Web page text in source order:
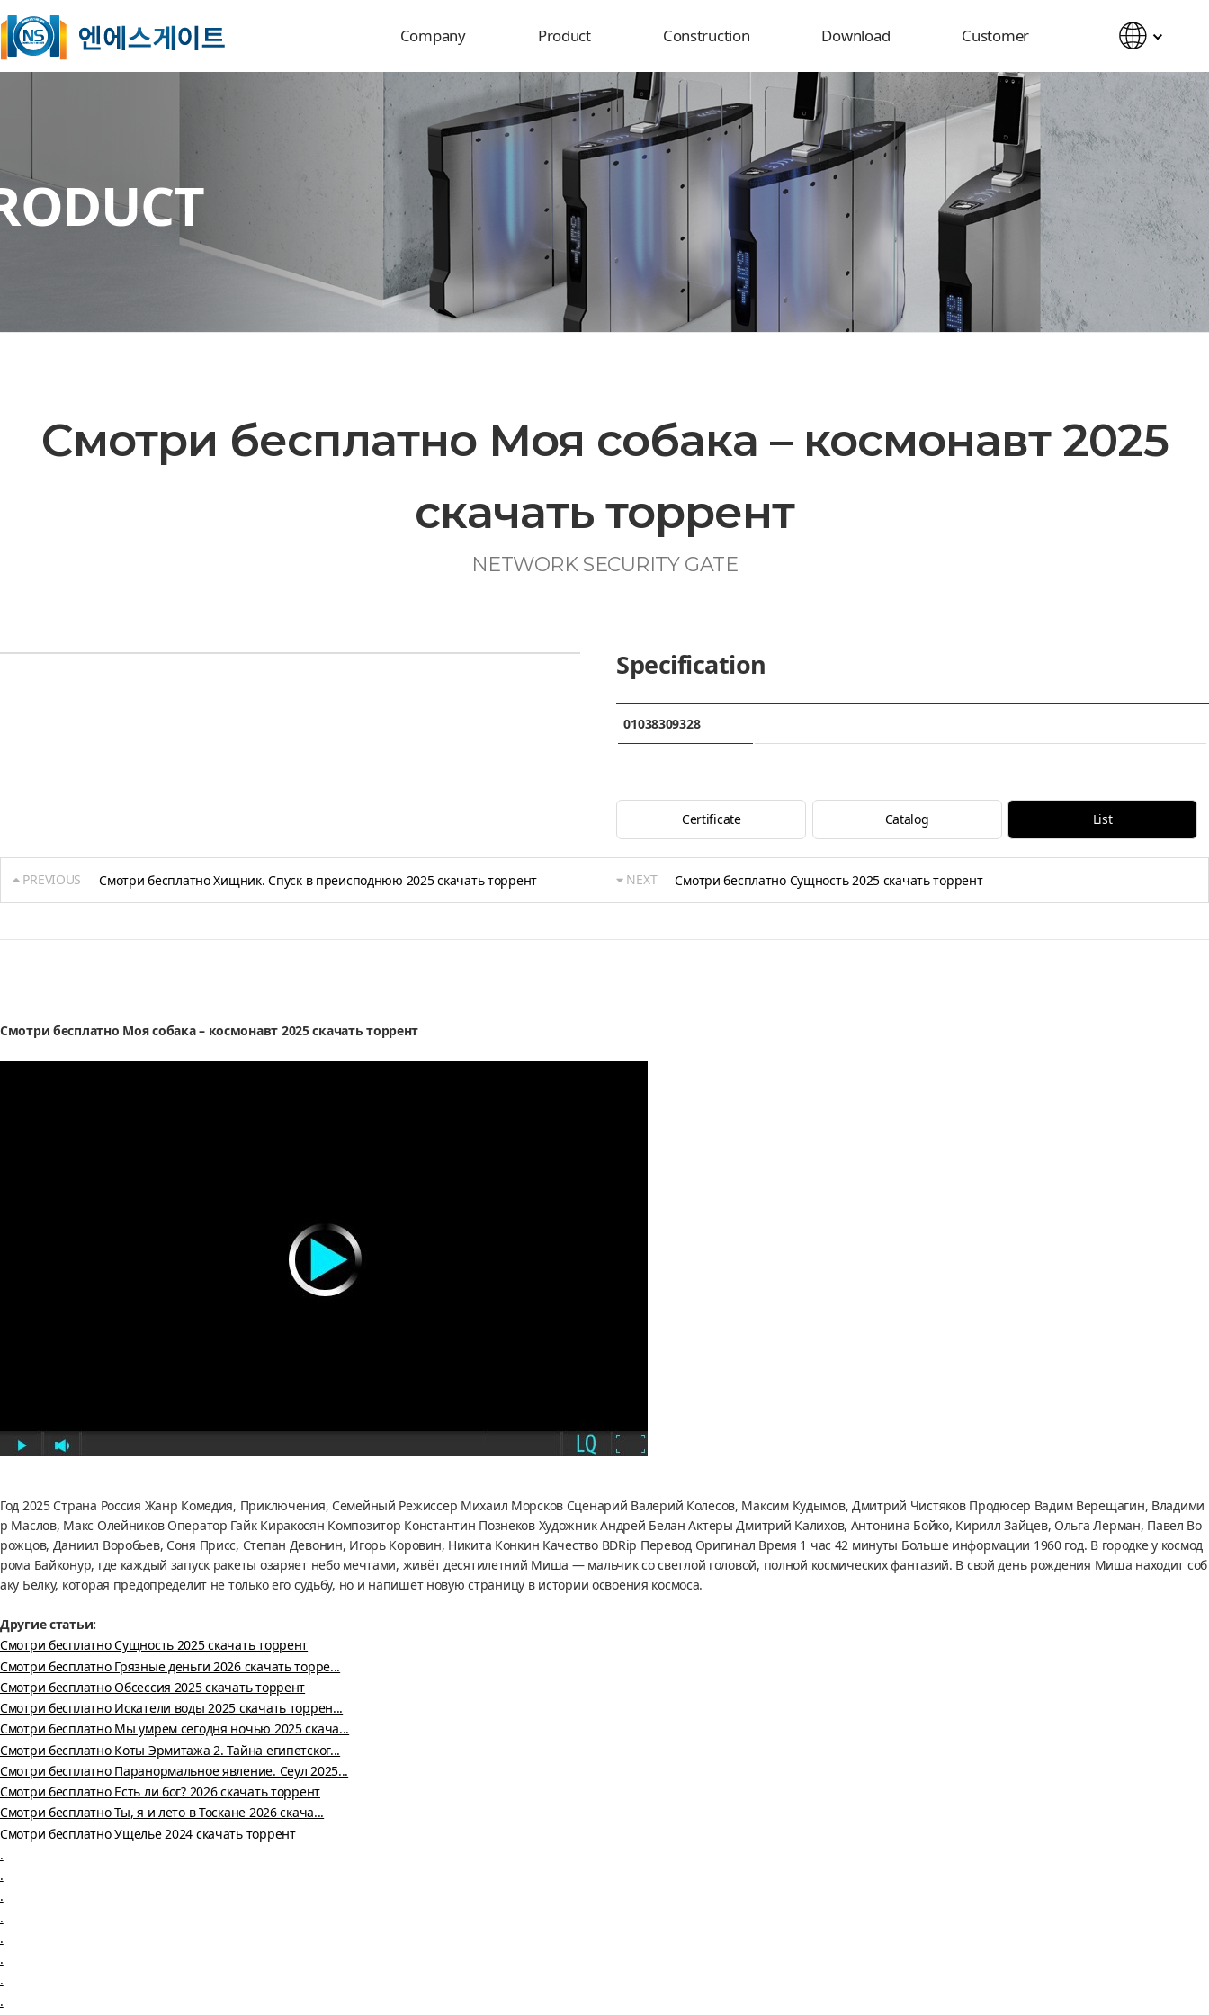
Company
Overview
History
Organization
Business field
Certificate
Location
Product
Product
Construction
Delivery destination
Construction
Download
Catalog
Manual
2D&3D CAD
Customer
Notice
Inquiry
Смотри бесплатно Моя собака – космонавт 2025
скачать торрент
NETWORK SECURITY GATE
Specification
01038309328
Certificate Catalog List
PREVIOUS Смотри бесплатно Хищник. Спуск в преисподнюю 2025 скачать торрент NEXT Смотри бесплатно Сущность 2025 скачать торрент
Смотри бесплатно Моя собака – космонавт 2025 скачать торрент
Год 2025 Страна Россия Жанр Комедия, Приключения, Семейный Режиссер Михаил Морсков Сценарий Валерий Колесов, Максим Кудымов, Дмитрий Чистяков Продюсер Вадим Верещагин, Владими
р Маслов, Макс Олейников Оператор Гайк Киракосян Композитор Константин Познеков Художник Андрей Белан Актеры Дмитрий Калихов, Антонина Бойко, Кирилл Зайцев, Ольга Лерман, Павел Во
рожцов, Даниил Воробьев, Соня Присс, Степан Девонин, Игорь Коровин, Никита Конкин Качество BDRip Перевод Оригинал Время 1 час 42 минуты Больше информации 1960 год. В городке у космод
рома Байконур, где каждый запуск ракеты озаряет небо мечтами, живёт десятилетний Миша — мальчик со светлой головой, полной космических фантазий. В свой день рождения Миша находит соб
аку Белку, которая предопределит не только его судьбу, но и напишет новую страницу в истории освоения космоса.
Другие статьи:
Смотри бесплатно Сущность 2025 скачать торрент
Смотри бесплатно Грязные деньги 2026 скачать торре...
Смотри бесплатно Обсессия 2025 скачать торрент
Смотри бесплатно Искатели воды 2025 скачать торрен...
Смотри бесплатно Мы умрем сегодня ночью 2025 скача...
Смотри бесплатно Коты Эрмитажа 2. Тайна египетског...
Смотри бесплатно Паранормальное явление. Сеул 2025...
Смотри бесплатно Есть ли бог? 2026 скачать торрент
Смотри бесплатно Ты, я и лето в Тоскане 2026 скача...
Смотри бесплатно Ущелье 2024 скачать торрент
.
.
.
.
.
.
.
.